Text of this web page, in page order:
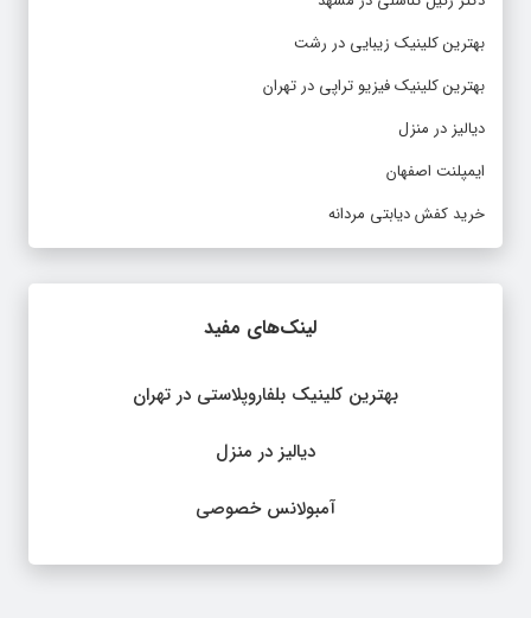
بهترین کلینیک زیبایی در رشت
بهترین کلینیک فیزیو تراپی در تهران
دیالیز در منزل
ایمپلنت اصفهان
خرید کفش دیابتی مردانه
لینک‌های مفید
بهترین کلینیک بلفاروپلاستی در تهران
دیالیز در منزل
آمبولانس خصوصی